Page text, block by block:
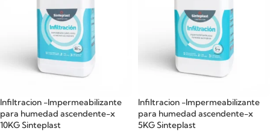
Infiltracion -Impermeabilizante
para humedad ascendente-x
10KG Sinteplast
Infiltracion -Impermeabilizante
para humedad ascendente-x
5KG Sinteplast